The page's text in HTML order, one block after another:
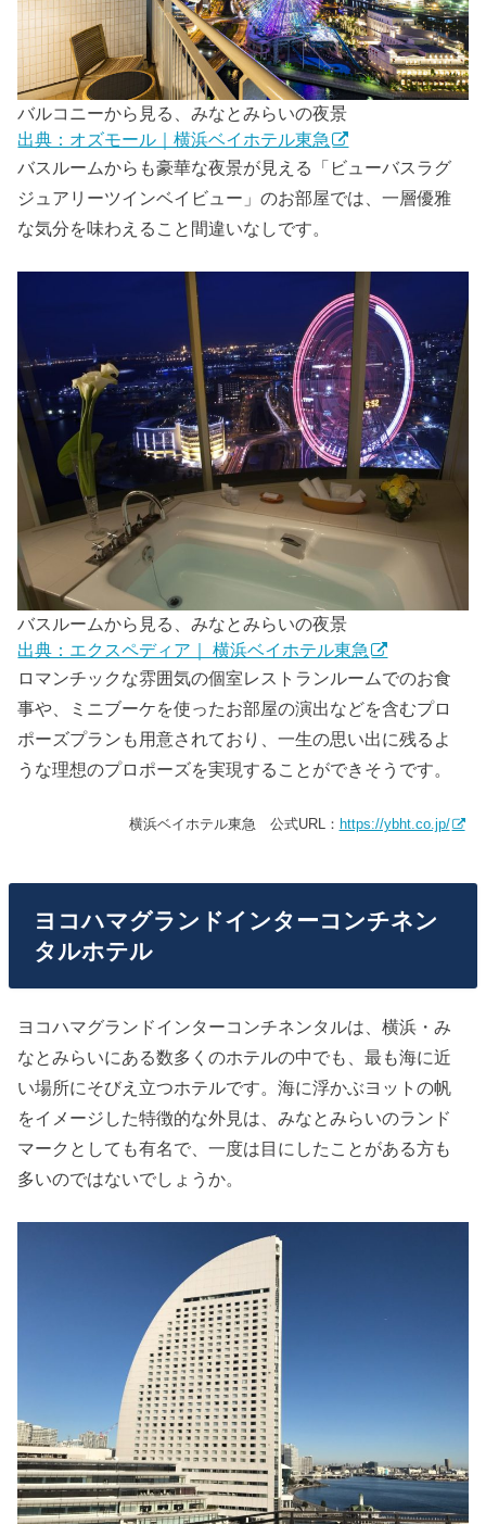
バルコニーから見る、みなとみらいの夜景
出典：オズモール｜横浜ベイホテル東急
バスルームからも豪華な夜景が見える「ビューバスラグ
ジュアリーツインベイビュー」のお部屋では、一層優雅
な気分を味わえること間違いなしです。
バスルームから見る、みなとみらいの夜景
出典：エクスペディア｜ 横浜ベイホテル東急
ロマンチックな雰囲気の個室レストランルームでのお食
事や、ミニブーケを使ったお部屋の演出などを含むプロ
ポーズプランも用意されており、一生の思い出に残るよ
うな理想のプロポーズを実現することができそうです。
横浜ベイホテル東急 公式URL： https://ybht.co.jp/
ヨコハマグランドインターコンチネン
タルホテル
ヨコハマグランドインターコンチネンタルは、横浜・み
なとみらいにある数多くのホテルの中でも、最も海に近
い場所にそびえ立つホテルです。海に浮かぶヨットの帆
をイメージした特徴的な外見は、みなとみらいのランド
マークとしても有名で、一度は目にしたことがある方も
多いのではないでしょうか。